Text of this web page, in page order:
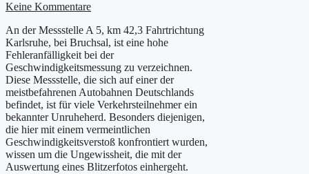
Keine Kommentare
An der Messstelle A 5, km 42,3 Fahrtrichtung
Karlsruhe, bei Bruchsal, ist eine hohe
Fehleranfälligkeit bei der
Geschwindigkeitsmessung zu verzeichnen.
Diese Messstelle, die sich auf einer der
meistbefahrenen Autobahnen Deutschlands
befindet, ist für viele Verkehrsteilnehmer ein
bekannter Unruheherd. Besonders diejenigen,
die hier mit einem vermeintlichen
Geschwindigkeitsverstoß konfrontiert wurden,
wissen um die Ungewissheit, die mit der
Auswertung eines Blitzerfotos einhergeht.